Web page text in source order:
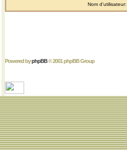
Nom d'utilisateur:
Powered byphpBB© 2001 phpBB Group